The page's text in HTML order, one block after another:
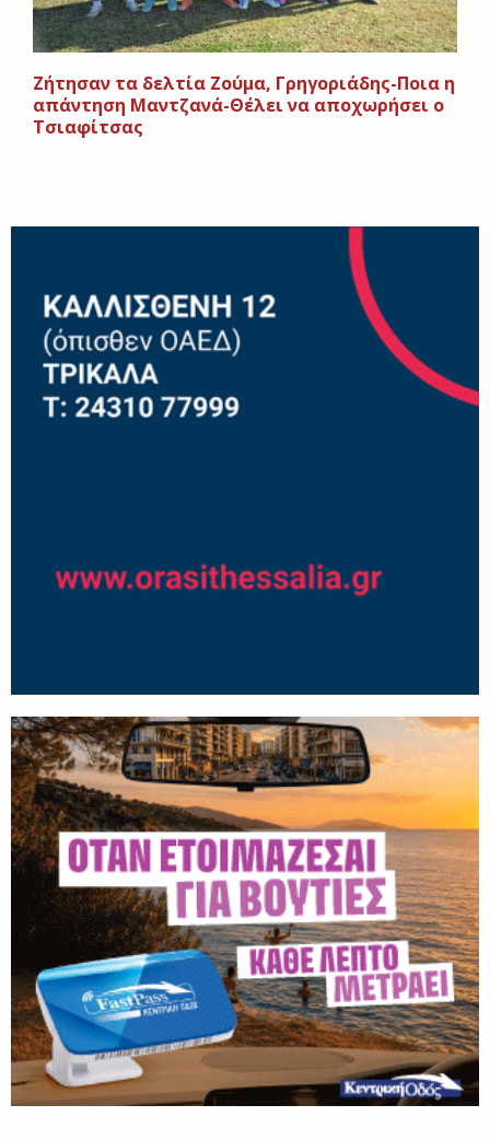
Ζήτησαν τα δελτία Ζούμα, Γρηγοριάδης-Ποια η
απάντηση Μαντζανά-Θέλει να αποχωρήσει ο
Τσιαφίτσας